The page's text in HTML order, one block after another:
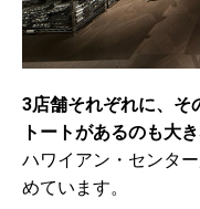
3店舗それぞれに、そ
トートがあるのも大
ハワイアン・センタ
めています。